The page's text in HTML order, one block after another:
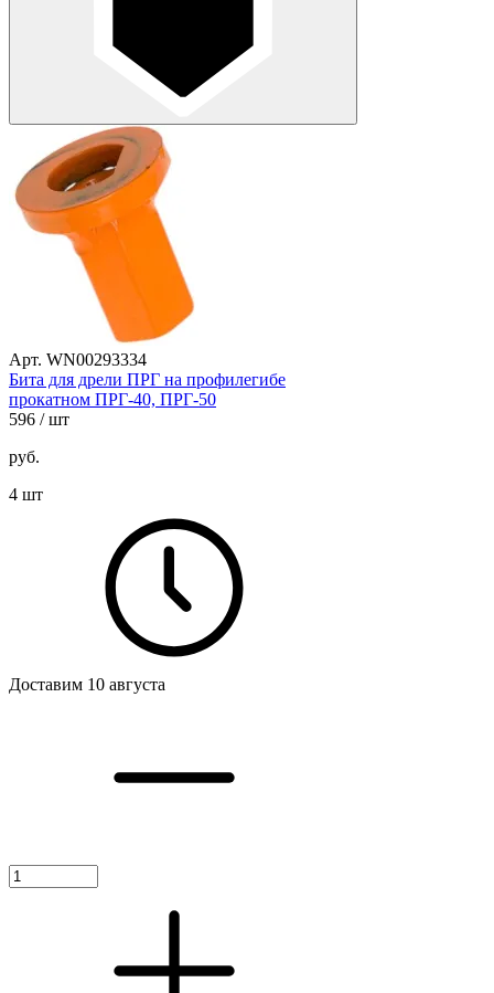
Арт. WN00293334
Бита для дрели ПРГ на профилегибе
прокатном ПРГ-40, ПРГ-50
596 / шт
руб.
4 шт
Доставим 10 августа